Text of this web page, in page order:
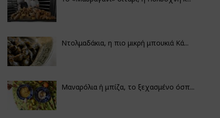
Ντολμαδάκια, η πιο μικρή μπουκιά Κά...
Μαναρόλια ή μπίζα, το ξεχασμένο όσπ...